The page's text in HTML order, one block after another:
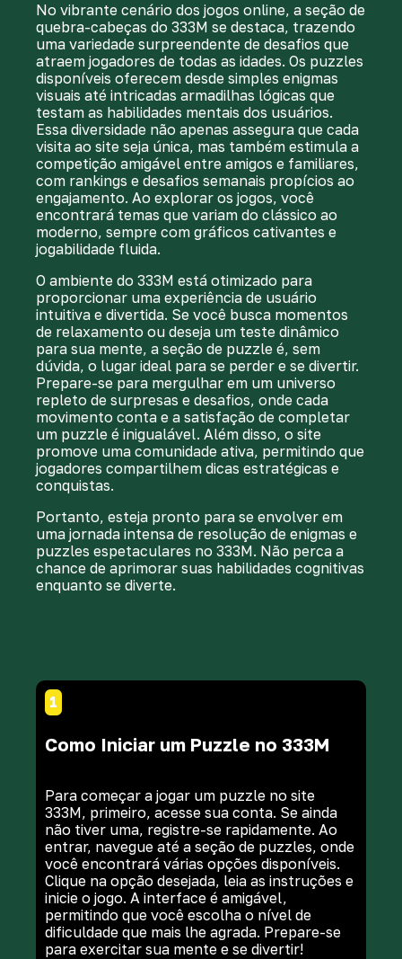
No vibrante cenário dos jogos online, a seção de
quebra-cabeças do 333M se destaca, trazendo
uma variedade surpreendente de desafios que
atraem jogadores de todas as idades. Os puzzles
disponíveis oferecem desde simples enigmas
visuais até intricadas armadilhas lógicas que
testam as habilidades mentais dos usuários.
Essa diversidade não apenas assegura que cada
visita ao site seja única, mas também estimula a
competição amigável entre amigos e familiares,
com rankings e desafios semanais propícios ao
engajamento. Ao explorar os jogos, você
encontrará temas que variam do clássico ao
moderno, sempre com gráficos cativantes e
jogabilidade fluida.
O ambiente do 333M está otimizado para
proporcionar uma experiência de usuário
intuitiva e divertida. Se você busca momentos
de relaxamento ou deseja um teste dinâmico
para sua mente, a seção de puzzle é, sem
dúvida, o lugar ideal para se perder e se divertir.
Prepare-se para mergulhar em um universo
repleto de surpresas e desafios, onde cada
movimento conta e a satisfação de completar
um puzzle é inigualável. Além disso, o site
promove uma comunidade ativa, permitindo que
jogadores compartilhem dicas estratégicas e
conquistas.
Portanto, esteja pronto para se envolver em
uma jornada intensa de resolução de enigmas e
puzzles espetaculares no 333M. Não perca a
chance de aprimorar suas habilidades cognitivas
enquanto se diverte.
1
Como Iniciar um Puzzle no 333M
Para começar a jogar um puzzle no site
333M, primeiro, acesse sua conta. Se ainda
não tiver uma, registre-se rapidamente. Ao
entrar, navegue até a seção de puzzles, onde
você encontrará várias opções disponíveis.
Clique na opção desejada, leia as instruções e
inicie o jogo. A interface é amigável,
permitindo que você escolha o nível de
dificuldade que mais lhe agrada. Prepare-se
para exercitar sua mente e se divertir!